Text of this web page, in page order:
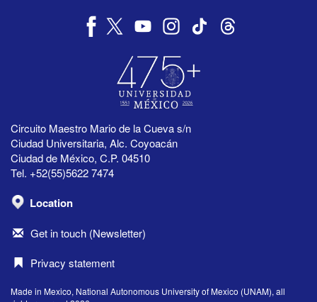
Circuito Maestro Mario de la Cueva s/n
Ciudad Universitaria, Alc. Coyoacán
Ciudad de México, C.P. 04510
Tel. +52(55)5622 7474
Location
Get in touch (Newsletter)
Privacy statement
Made in Mexico, National Autonomous University of Mexico (UNAM), all